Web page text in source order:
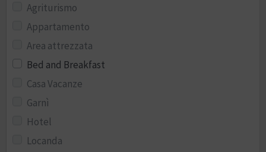
Agriturismo
Appartamento
Area attrezzata
Bed and Breakfast
Casa Vacanze
Garnì
Hotel
Locanda